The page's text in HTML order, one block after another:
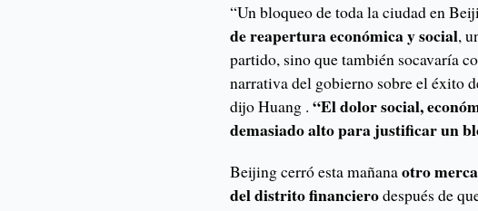
“Un bloqueo de toda la ciudad en
de reapertura económica y social,
partido, sino que también socavaría
narrativa del gobierno sobre el éxito
dijo Huang . “El dolor social,
demasiado alto para justificar un
Beijing cerró esta mañanaotro
del distrito financierodespués de